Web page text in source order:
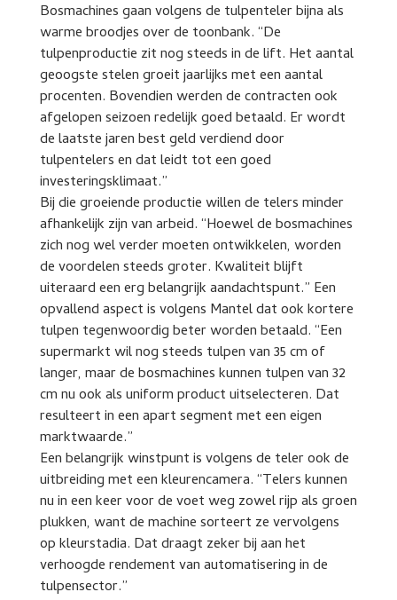
Bosmachines gaan volgens de tulpenteler bijna als
warme broodjes over de toonbank. “De
tulpenproductie zit nog steeds in de lift. Het aantal
geoogste stelen groeit jaarlijks met een aantal
procenten. Bovendien werden de contracten ook
afgelopen seizoen redelijk goed betaald. Er wordt
de laatste jaren best geld verdiend door
tulpentelers en dat leidt tot een goed
investeringsklimaat.”
Bij die groeiende productie willen de telers minder
afhankelijk zijn van arbeid. “Hoewel de bosmachines
zich nog wel verder moeten ontwikkelen, worden
de voordelen steeds groter. Kwaliteit blijft
uiteraard een erg belangrijk aandachtspunt.” Een
opvallend aspect is volgens Mantel dat ook kortere
tulpen tegenwoordig beter worden betaald. “Een
supermarkt wil nog steeds tulpen van 35 cm of
langer, maar de bosmachines kunnen tulpen van 32
cm nu ook als uniform product uitselecteren. Dat
resulteert in een apart segment met een eigen
marktwaarde.”
Een belangrijk winstpunt is volgens de teler ook de
uitbreiding met een kleurencamera. “Telers kunnen
nu in een keer voor de voet weg zowel rijp als groen
plukken, want de machine sorteert ze vervolgens
op kleurstadia. Dat draagt zeker bij aan het
verhoogde rendement van automatisering in de
tulpensector.”